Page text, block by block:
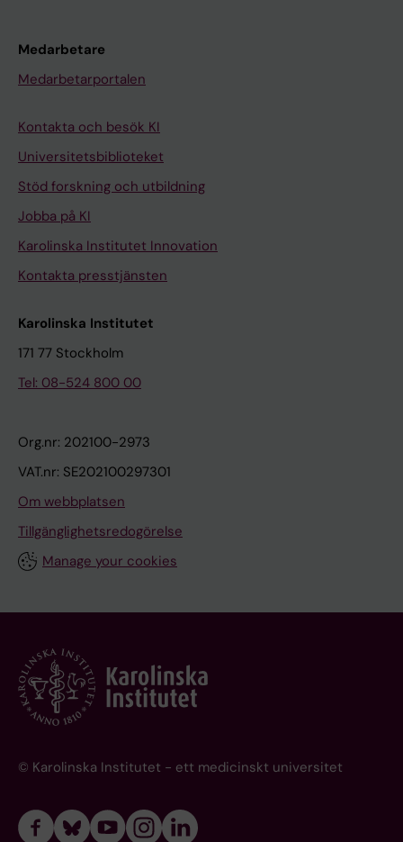
Medarbetare
Medarbetarportalen
Kontakta och besök KI
Universitetsbiblioteket
Stöd forskning och utbildning
Jobba på KI
Karolinska Institutet Innovation
Kontakta presstjänsten
Karolinska Institutet
171 77 Stockholm
Tel: 08-524 800 00
Org.nr: 202100-2973
VAT.nr: SE202100297301
Om webbplatsen
Tillgänglighetsredogörelse
Manage your cookies
© Karolinska Institutet - ett medicinskt universitet